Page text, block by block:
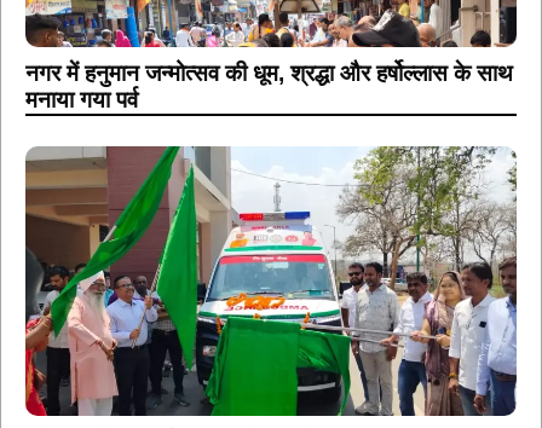
नगर में हनुमान जन्मोत्सव की धूम, श्रद्धा और हर्षोल्लास के साथ
मनाया गया पर्व